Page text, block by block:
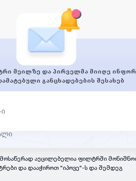
მეილზე და პირველმა მიიღე
განცხადებების შესახებ
აუცილებელია ფილტრში
და დააჭიროთ "იპოვე"-ს და შემდეგ